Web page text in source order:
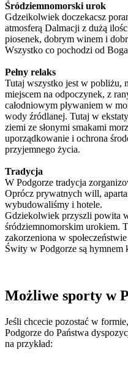
Śródziemnomorski urok
Gdzeikolwiek doczekacsz
atmosferą Dalmacji z dużą
piosenek, dobrym winem i
Wszystko co pochodzi od
Pełny relaks
Tutaj wszystko jest w pobliżu,
miejscem na odpoczynek, z
całodniowym pływaniem w
wody źródlanej. Tutaj w
ziemi ze słonymi smakami
uporządkowanie i ochrona
przyjemnego życia.
Tradycja
W Podgorze tradycja
Oprócz prywatnych will,
wybudowaliśmy i hotele.
Gdziekolwiek przyszli powita
śródziemnomorskim urokiem.
zakorzeniona w
Świty w Podgorze są hymnem
Możliwe sporty w
Jeśli chcecie pozostać w
Podgorze do Państwa
na przykład: